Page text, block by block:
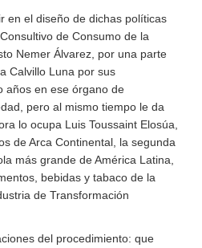
en el diseño de dichas políticas
de Consumo de la
Nemer Álvarez, por una parte
Calvillo Luna por sus
años en ese órgano de
pero al mismo tiempo le da
lo ocupa Luis Toussaint Elosúa,
de Arca Continental, la segunda
más grande de América Latina,
bebidas y tabaco de la
de Transformación
del procedimiento: que